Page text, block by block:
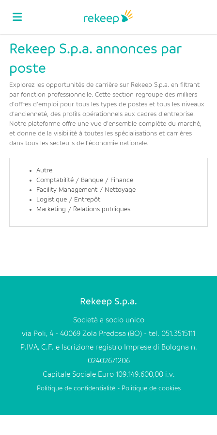
Accueil
Emplois
Déposez
CV
Langue
PT
Rekeep S.p.a. annonces par
poste
Explorez les opportunités de carrière sur Rekeep S.p.a. en filtrant
par fonction professionnelle. Cette section regroupe des milliers
d'offres d'emploi pour tous les types de postes et tous les niveaux
d'ancienneté, des profils opérationnels aux cadres d'entreprise.
Notre plateforme offre une vue d'ensemble complète du marché,
et donne de la visibilité à toutes les spécialisations et carrières
dans tous les secteurs de l'économie nationale.
Autre
Comptabilité / Banque / Finance
Facility Management / Nettoyage
Logistique / Entrepôt
Marketing / Relations publiques
Rekeep S.p.a.
Società a socio unico
via Poli, 4 - 40069 Zola Predosa (BO) - tel. 051.3515111
P.IVA, C.F. e Iscrizione registro Imprese di Bologna n.
02402671206
Capitale Sociale Euro 109.149.600,00 i.v.
Politique de confidentialité- Politique de cookies